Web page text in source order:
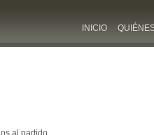
INICIO
al partido